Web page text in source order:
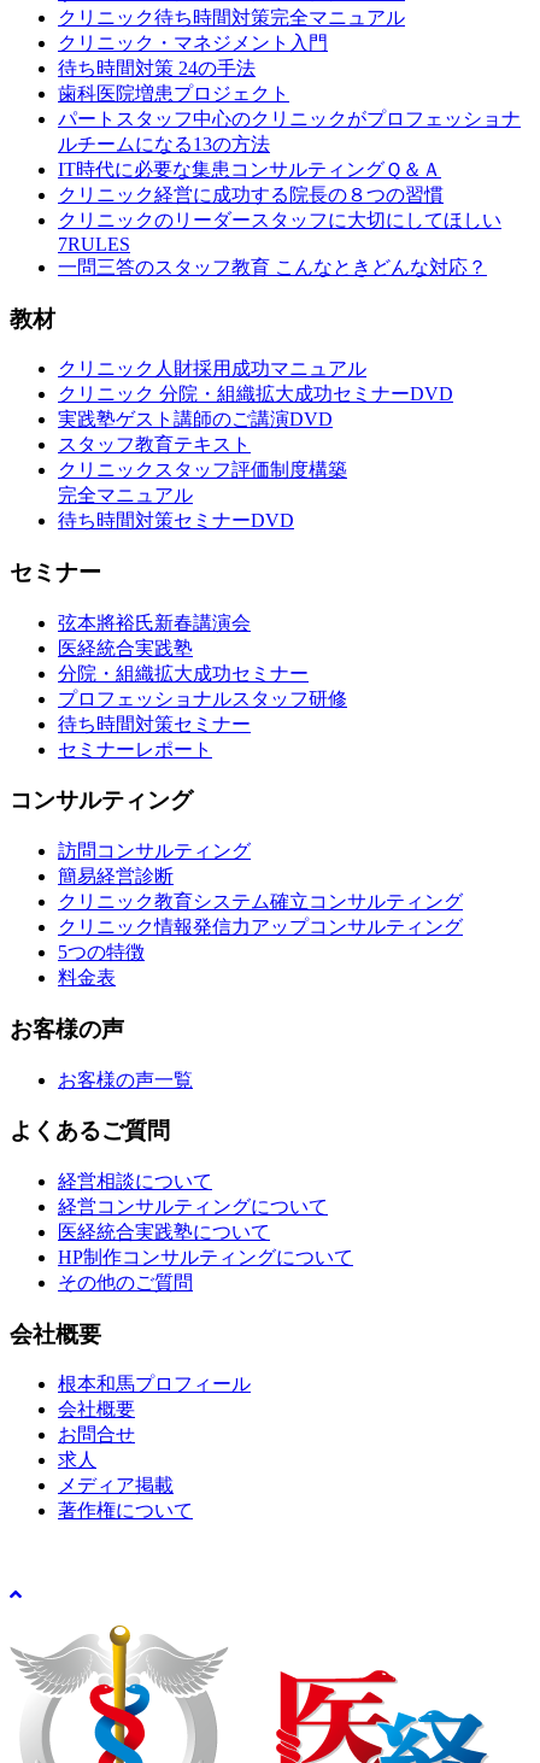
クリニック待ち時間対策完全マニュアル
クリニック・マネジメント入門
待ち時間対策 24の手法
歯科医院増患プロジェクト
パートスタッフ中心のクリニックがプロフェッショナ
ルチームになる13の方法
IT時代に必要な集患コンサルティングＱ＆Ａ
クリニック経営に成功する院長の８つの習慣
クリニックのリーダースタッフに大切にしてほしい
7RULES
一問三答のスタッフ教育 こんなときどんな対応？
教材
クリニック人財採用成功マニュアル
クリニック 分院・組織拡大成功セミナーDVD
実践塾ゲスト講師のご講演DVD
スタッフ教育テキスト
クリニックスタッフ評価制度構築
完全マニュアル
待ち時間対策セミナーDVD
セミナー
弦本將裕氏新春講演会
医経統合実践塾
分院・組織拡大成功セミナー
プロフェッショナルスタッフ研修
待ち時間対策セミナー
セミナーレポート
コンサルティング
訪問コンサルティング
簡易経営診断
クリニック教育システム確立コンサルティング
クリニック情報発信力アップコンサルティング
5つの特徴
料金表
お客様の声
お客様の声一覧
よくあるご質問
経営相談について
経営コンサルティングについて
医経統合実践塾について
HP制作コンサルティングについて
その他のご質問
会社概要
根本和馬プロフィール
会社概要
お問合せ
求人
メディア掲載
著作権について